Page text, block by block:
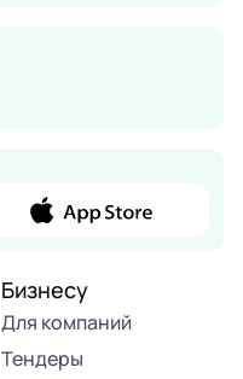
Бизнесу
Для компаний
Тендеры